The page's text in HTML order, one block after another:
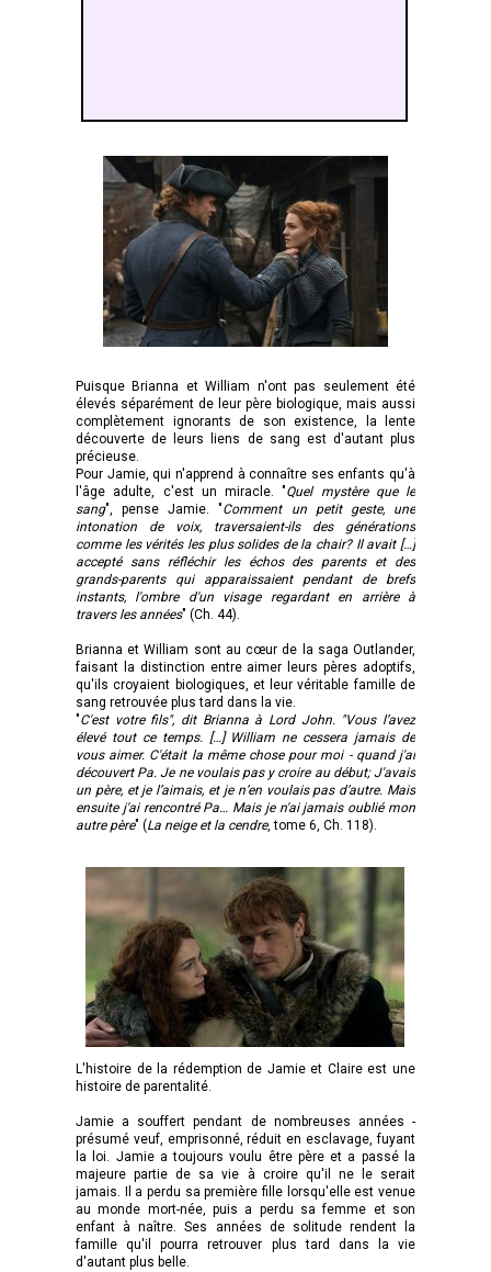
Puisque Brianna et William n'ont pas seulement été
élevés séparément de leur père biologique, mais aussi
complètement ignorants de son existence, la lente
découverte de leurs liens de sang est d'autant plus
précieuse.
Pour Jamie, qui n'apprend à connaître ses enfants qu'à
l'âge adulte, c'est un miracle. "Quel mystère que le
sang", pense Jamie. "Comment un petit geste, une
intonation de voix, traversaient-ils des générations
comme les vérités les plus solides de la chair? Il avait […]
accepté sans réfléchir les échos des parents et des
grands-parents qui apparaissaient pendant de brefs
instants, l'ombre d'un visage regardant en arrière à
travers les années" (Ch. 44).
Brianna et William sont au cœur de la saga Outlander,
faisant la distinction entre aimer leurs pères adoptifs,
qu'ils croyaient biologiques, et leur véritable famille de
sang retrouvée plus tard dans la vie.
"C'est votre fils", dit Brianna à Lord John. "Vous l’avez
élevé tout ce temps. […] William ne cessera jamais de
vous aimer. C'était la même chose pour moi - quand j'ai
découvert Pa. Je ne voulais pas y croire au début; J'avais
un père, et je l’aimais, et je n’en voulais pas d’autre. Mais
ensuite j'ai rencontré Pa… Mais je n'ai jamais oublié mon
autre père" (La neige et la cendre, tome 6, Ch. 118).
L'histoire de la rédemption de Jamie et Claire est une
histoire de parentalité.
Jamie a souffert pendant de nombreuses années -
présumé veuf, emprisonné, réduit en esclavage, fuyant
la loi. Jamie a toujours voulu être père et a passé la
majeure partie de sa vie à croire qu'il ne le serait
jamais. Il a perdu sa première fille lorsqu'elle est venue
au monde mort-née, puis a perdu sa femme et son
enfant à naître. Ses années de solitude rendent la
famille qu'il pourra retrouver plus tard dans la vie
d'autant plus belle.